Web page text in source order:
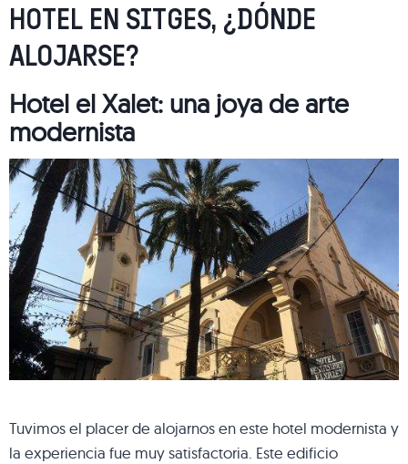
HOTEL EN SITGES, ¿DÓNDE
ALOJARSE?
Hotel el Xalet: una joya de arte
modernista
Tuvimos el placer de alojarnos en este hotel modernista y
la experiencia fue muy satisfactoria. Este edificio